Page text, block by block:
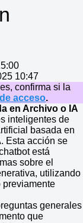
10:47
confirma si la
acceso.
en Archivo o IA
inteligentes de
basada en
Esta acción se
está
sobre el
utilizando
previamente
generales
que